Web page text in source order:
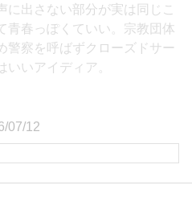
に出さない部分が実は同じこ
青春っぽくていい。宗教団体
警察を呼ばずクローズドサー
いいアイディア。
07/12